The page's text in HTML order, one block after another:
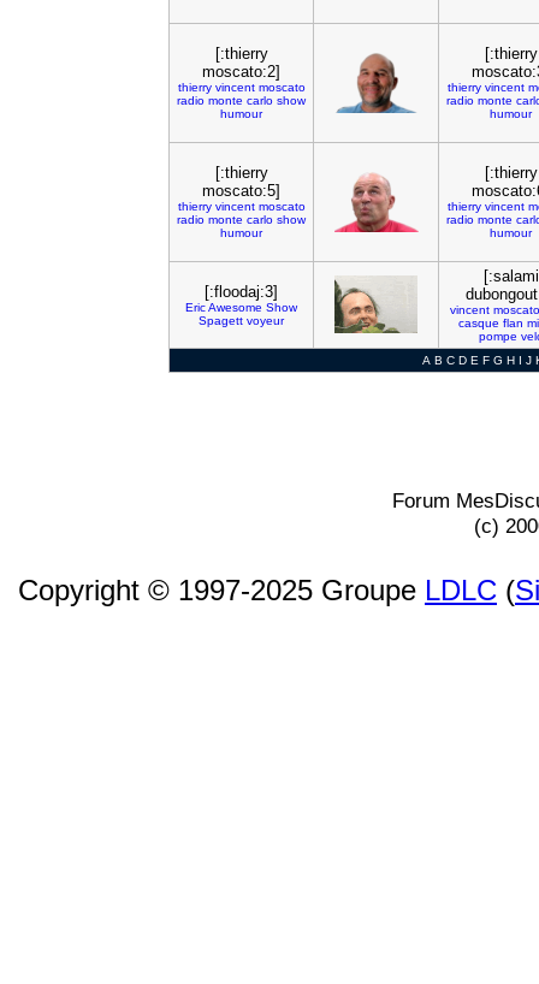
[:thierry
moscato:2]
thierry vincent moscato
radio monte carlo show
humour
[:thierry
thierry vincent
radio monte
humour
[:thierry
moscato:5]
thierry vincent moscato
radio monte carlo show
humour
[:thierry
thierry vincent
radio monte
humour
[:floodaj:3]
EricAwesome Show
Spagett voyeur
[:salami
vincent moscato
casque flan
pompe
A B C D E F G H I J
Forum
(c)
Copyright © 1997-2025 Groupe LDLC (